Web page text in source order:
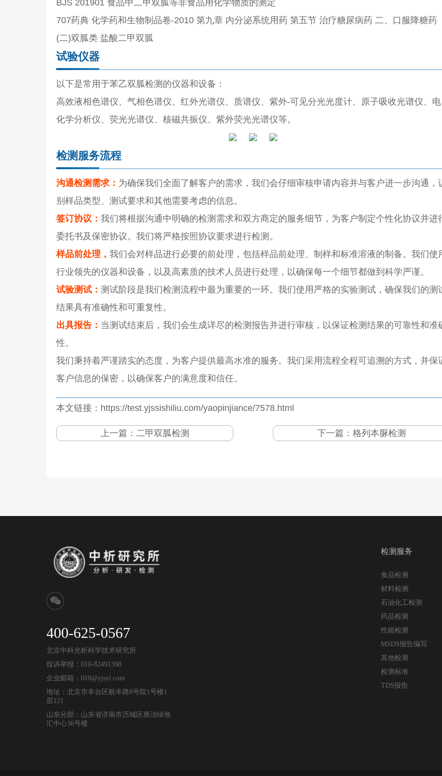
BJS 201901 食品中二甲双胍等非食品用化学物质的测定
707药典 化学药和生物制品卷-2010 第九章 内分泌系统用药 第五节 治疗糖尿病药 二、口服降糖药
(二)双胍类 盐酸二甲双胍
试验仪器
以下是常用于苯乙双胍检测的仪器和设备：
高效液相色谱仪、气相色谱仪、红外光谱仪、质谱仪、紫外-可见分光光度计、原子吸收光谱仪、电
化学分析仪、荧光光谱仪、核磁共振仪、紫外荧光光谱仪等。
检测服务流程
沟通检测需求： 为确保我们全面了解客户的需求，我们会仔细审核申请内容并与客户进一步沟通，
别样品类型、测试要求和其他需要考虑的信息。
签订协议：我们将根据沟通中明确的检测需求和双方商定的服务细节，为客户制定个性化协议并进
委托书及保密协议。我们将严格按照协议要求进行检测。
样品前处理，我们会对样品进行必要的前处理，包括样品前处理、制样和标准溶液的制备。我们使
行业领先的仪器和设备，以及高素质的技术人员进行处理，以确保每一个细节都做到科学严谨。
试验测试：测试阶段是我们检测流程中最为重要的一环。我们使用严格的实验测试，确保我们的测
结果具有准确性和可重复性。
出具报告： 当测试结束后，我们会生成详尽的检测报告并进行审核，以保证检测结果的可靠性和准
性。
我们秉持着严谨踏实的态度，为客户提供最高水准的服务。我们采用流程全程可追溯的方式，并保
客户信息的保密，以确保客户的满意度和信任。
本文链接：https://test.yjssishiliu.com/yaopinjiance/7578.html
上一篇： 二甲双胍检测 下一篇： 格列本脲检测
400-625-0567
北京中科光析科学技术研究所
投诉举报：010-82491398
企业邮箱：010@yjsyi.com
地址：北京市丰台区航丰路8号院1号楼1
层121
山东分部：山东省济南市历城区唐冶绿地
汇中心36号楼
检测服务
食品检测
材料检测
石油化工检测
药品检测
性能检测
MSDS报告编写
其他检测
检测标准
TDS报告